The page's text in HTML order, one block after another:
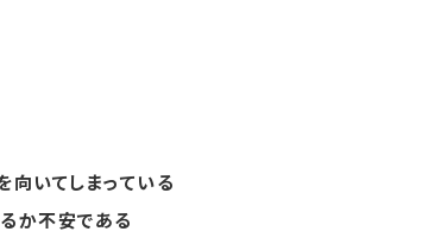
いてしまっている
か不安である